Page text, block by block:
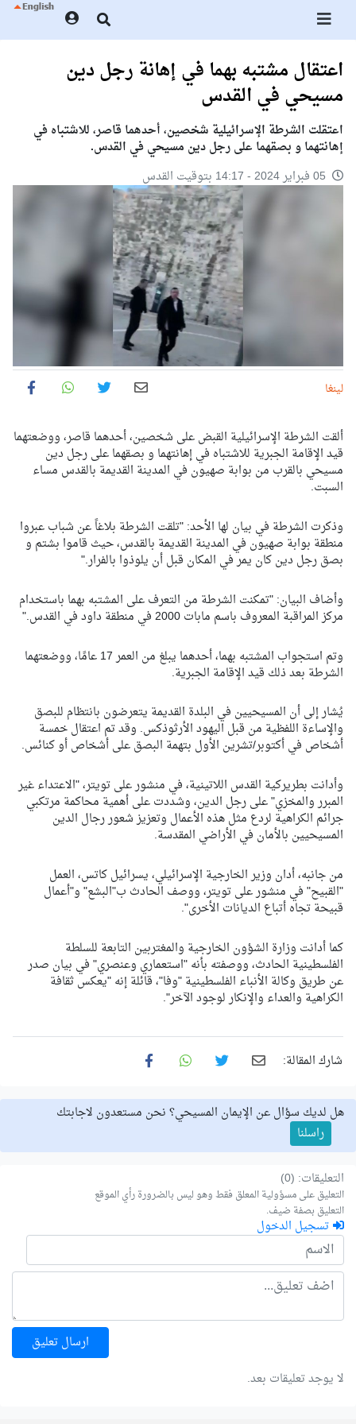
اعتقال مشتبه بهما في إهانة رجل دين
مسيحي في القدس
اعتقلت الشرطة الإسرائيلية شخصين، أحدهما قاصر، للاشتباه في
إهانتهما و بصقهما على رجل دين مسيحي في القدس.
لينغا
ألقت الشرطة الإسرائيلية القبض على شخصين، أحدهما قاصر، ووضعتهما
قيد الإقامة الجبرية للاشتباه في إهانتهما و بصقهما على رجل دين
مسيحي بالقرب من بوابة صهيون في المدينة القديمة بالقدس مساء
السبت.
وذكرت الشرطة في بيان لها الأحد: "تلقت الشرطة بلاغاً عن شباب عبروا
منطقة بوابة صهيون في المدينة القديمة بالقدس، حيث قاموا بشتم و
بصق رجل دين كان يمر في المكان قبل أن يلوذوا بالفرار."
وأضاف البيان: "تمكنت الشرطة من التعرف على المشتبه بهما باستخدام
مركز المراقبة المعروف باسم مابات 2000 في منطقة داود في القدس."
وتم استجواب المشتبه بهما، أحدهما يبلغ من العمر 17 عامًا، ووضعتهما
الشرطة بعد ذلك قيد الإقامة الجبرية.
يُشار إلى أن المسيحيين في البلدة القديمة يتعرضون بانتظام للبصق
والإساءة اللفظية من قبل اليهود الأرثوذكس. وقد تم اعتقال خمسة
أشخاص في أكتوبر/تشرين الأول بتهمة البصق على أشخاص أو كنائس.
وأدانت بطريركية القدس اللاتينية، في منشور على تويتر، "الاعتداء غير
المبرر والمخزي" على رجل الدين، وشددت على أهمية محاكمة مرتكبي
جرائم الكراهية لردع مثل هذه الأعمال وتعزيز شعور رجال الدين
المسيحيين بالأمان في الأراضي المقدسة.
من جانبه، أدان وزير الخارجية الإسرائيلي، يسرائيل كاتس، العمل
"القبيح" في منشور على تويتر، ووصف الحادث ب"البشع" و"أعمال
قبيحة تجاه أتباع الديانات الأخرى".
كما أدانت وزارة الشؤون الخارجية والمغتربين التابعة للسلطة
الفلسطينية الحادث، ووصفته بأنه "استعماري وعنصري" في بيان صدر
عن طريق وكالة الأنباء الفلسطينية "وفا"، قائلة إنه "يعكس ثقافة
الكراهية والعداء والإنكار لوجود الآخر".
شارك المقالة:
هل لديك سؤال عن الإيمان المسيحي؟ نحن مستعدون لاجابتك
راسلنا
التعليقات: (0)
التعليق على مسؤولية المعلق فقط وهو ليس بالضرورة رأي الموقع
التعليق بصفة ضيف.
تسجيل الدخول
ارسال تعليق
لا يوجد تعليقات بعد.